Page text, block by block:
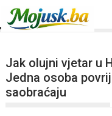
Jak olujni vjetar u
Jedna osoba
saobraćaju